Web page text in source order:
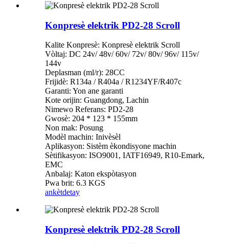
Konpresè elektrik PD2-28 Scroll
Kalite Konpresè: Konpresè elektrik Scroll
Vòltaj: DC 24v/ 48v/ 60v/ 72v/ 80v/ 96v/ 115v/
144v
Deplasman (ml/r): 28CC
Frijidè: R134a / R404a / R1234YF/R407c
Garanti: Yon ane garanti
Kote orijin: Guangdong, Lachin
Nimewo Referans: PD2-28
Gwosè: 204 * 123 * 155mm
Non mak: Posung
Modèl machin: Inivèsèl
Aplikasyon: Sistèm èkondisyone machin
Sètifikasyon: ISO9001, IATF16949, R10-Emark,
EMC
Anbalaj: Katon ekspòtasyon
Pwa brit: 6.3 KGS
ankètdetay
Konpresè elektrik PD2-28 Scroll